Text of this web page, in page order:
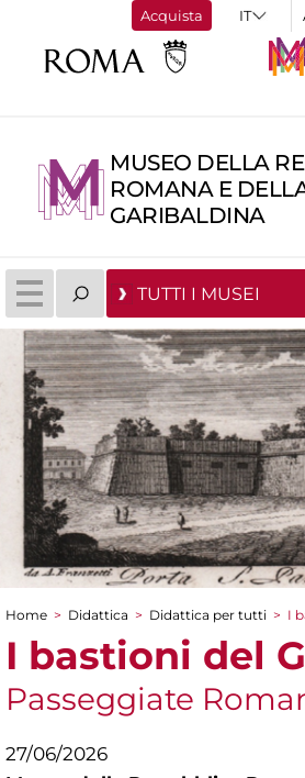
Acquista
MUSEO DELLA
ROMANA E
GARIBALDINA
TUTTI I MUSEI
Tu sei qui
Home > Didattica > Didattica per tutti > I
I bastioni del
Passeggiate
27/06/2026